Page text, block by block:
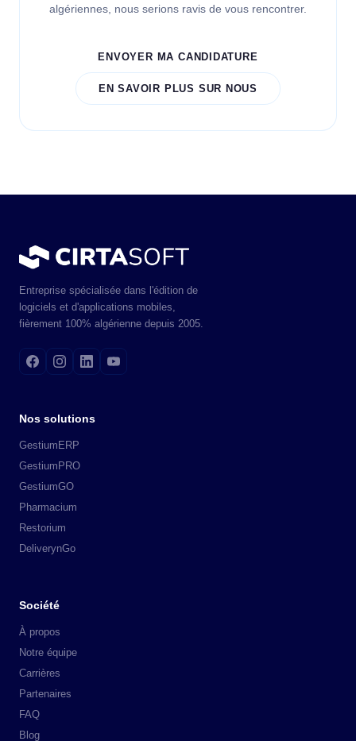
algériennes, nous serions ravis de vous rencontrer.
ENVOYER MA CANDIDATURE
EN SAVOIR PLUS SUR NOUS
Entreprise spécialisée dans l'édition de
logiciels et d'applications mobiles,
fièrement 100% algérienne depuis 2005.
Nos solutions
GestiumERP
GestiumPRO
GestiumGO
Pharmacium
Restorium
DeliverynGo
Société
À propos
Notre équipe
Carrières
Partenaires
FAQ
Blog